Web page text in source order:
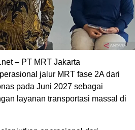
– PT MRT Jakarta
jalur MRT fase 2A dari
pada Juni 2027 sebagai
layanan transportasi massal di